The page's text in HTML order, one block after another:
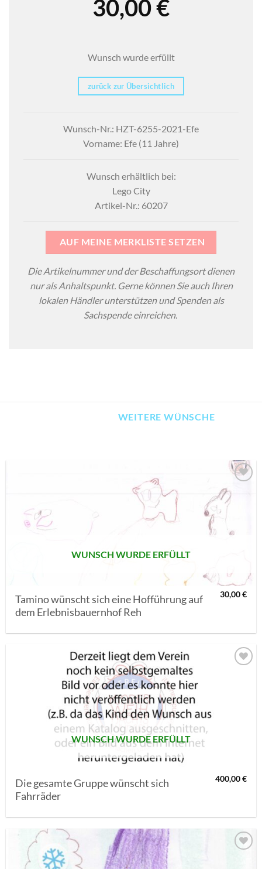
30,00€
Wunsch wurde erfüllt
zurück zur Übersichtlich
Wunsch-Nr.: HZT-6255-2021-Efe
Vorname: Efe (11 Jahre)
Wunsch erhältlich bei:
Lego City
Artikel-Nr.: 60207
AUF MEINE MERKLISTE SETZEN
Die Artikelnummer und der Beschaffungsort dienen
nur als Anhaltspunkt. Gerne können Sie auch Ihren
lokalen Händler unterstützen und Spenden als
Sachspende einreichen.
WEITERE WÜNSCHE
AUF MEINE
MERKLISTE
SETZEN
WUNSCH WURDE ERFÜLLT
Tamino wünscht sich eine Hofführung auf
dem Erlebnisbauernhof Reh
30,00€
WUNSCH WURDE ERFÜLLT
Die gesamte Gruppe wünscht sich
Fahrräder
400,00€